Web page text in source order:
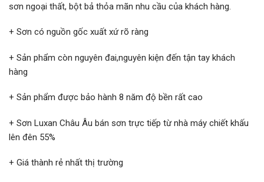
sơn ngoại thất, bột bả thỏa mãn nhu cầu của khách hàng.
+ Sơn có nguồn gốc xuất xứ rõ ràng
+ Sản phẩm còn nguyên đai,nguyên kiện đến tận tay khách
hàng
+ Sản phẩm được bảo hành 8 năm độ bền rất cao
+ Sơn Luxan Châu Âu bán sơn trực tiếp từ nhà máy chiết khấu
lên đên 55%
+ Giá thành rẻ nhất thị trường